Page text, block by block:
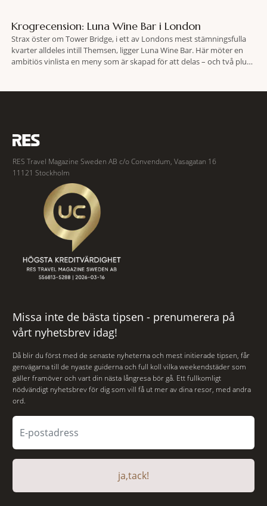
Krogrecension: Luna Wine Bar i London
Strax öster om Tower Bridge, i ett av Londons mest stämningsfulla
kvarter alldeles intill Themsen, ligger Luna Wine Bar. Här möter en
ambitiös vinlista en meny som är skapad för att delas – och två plus
RES Travel Magazine Sweden AB c/o Convendum, Vasagatan 16
11121 Stockholm
Missa inte de bästa tipsen - prenumerera på
vårt nyhetsbrev idag!
Då blir du först med de senaste nyheterna och mest initierade tipsen, får
genvägarna till de nyaste guiderna och full koll vilka weekendstäder som
gäller framöver och vart din nästa långresa bör gå. Ett fullkomligt
nödvändigt nyhetsbrev för dig som vill få ut mer av dina resor, med andra
ord.
ja,tack!